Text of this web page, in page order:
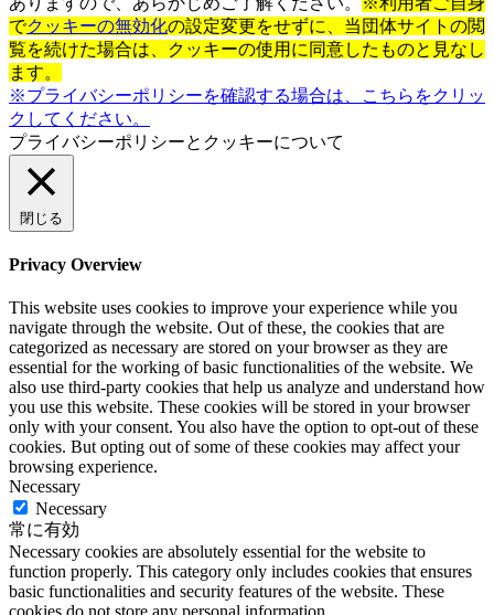
でクッキーの無効化の設定変更をせずに、当団体サイトの閲
覧を続けた場合は、クッキーの使用に同意したものと見なし
ます。
※プライバシーポリシーを確認する場合は、こちらをクリッ
クしてください。
プライバシーポリシーとクッキーについて
閉じる
Privacy Overview
This website uses cookies to improve your experience while you
navigate through the website. Out of these, the cookies that are
categorized as necessary are stored on your browser as they are
essential for the working of basic functionalities of the website. We
also use third-party cookies that help us analyze and understand how
you use this website. These cookies will be stored in your browser
only with your consent. You also have the option to opt-out of these
cookies. But opting out of some of these cookies may affect your
browsing experience.
Necessary
Necessary
常に有効
Necessary cookies are absolutely essential for the website to
function properly. This category only includes cookies that ensures
basic functionalities and security features of the website. These